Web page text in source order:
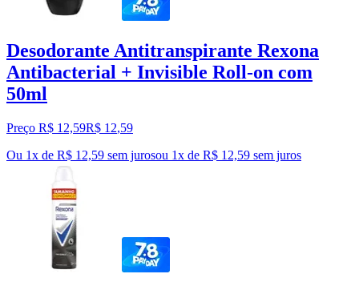
Desodorante Antitranspirante Rexona
Antibacterial + Invisible Roll-on com
50ml
Preço R$ 12,59R$ 12,59
Ou 1x de R$ 12,59 sem jurosou 1x de R$ 12,59 sem juros